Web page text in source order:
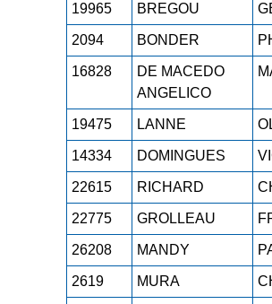
19965 BREGOU
2094 BONDER
16828
DE MACEDO
ANGELICO
19475 LANNE
14334 DOMINGUES
22615 RICHARD
22775 GROLLEAU
26208 MANDY
2619 MURA